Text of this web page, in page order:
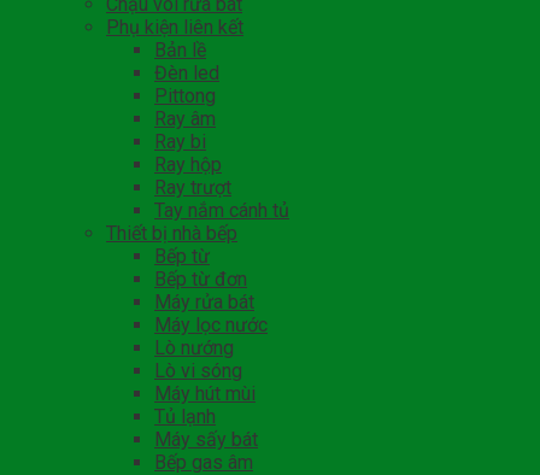
Phụ kiện liên kết
Bản lề
Đèn led
Pittong
Ray âm
Ray bi
Ray hộp
Ray trượt
Tay nắm cánh tủ
Thiết bị nhà bếp
Bếp từ
Bếp từ đơn
Máy rửa bát
Máy lọc nước
Lò nướng
Lò vi sóng
Máy hút mùi
Tủ lạnh
Máy sấy bát
Bếp gas âm